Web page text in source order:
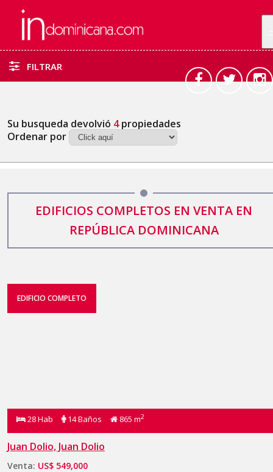
FILTRAR
Su busqueda devolvió 4propiedades
Ordenar por
EDIFICIOS COMPLETOS EN VENTA EN
REPÚBLICA DOMINICANA
EDIFICIO COMPLETO
28 Hab 14 Baños 865 m2
Juan Dolio, Juan Dolio
Venta: US$ 549,000